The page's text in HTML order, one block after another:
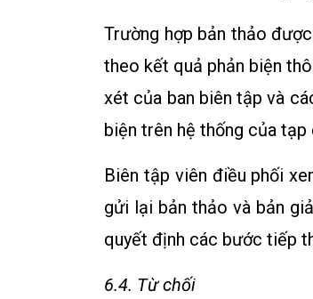
Trường hợp bản thảo
theo kết quả phản biện
xét của ban biên tập và
biện trên hệ thống của
Biên tập viên điều phối
gửi lại bản thảo và bản
quyết định các bước tiếp
6.4. Từ chối